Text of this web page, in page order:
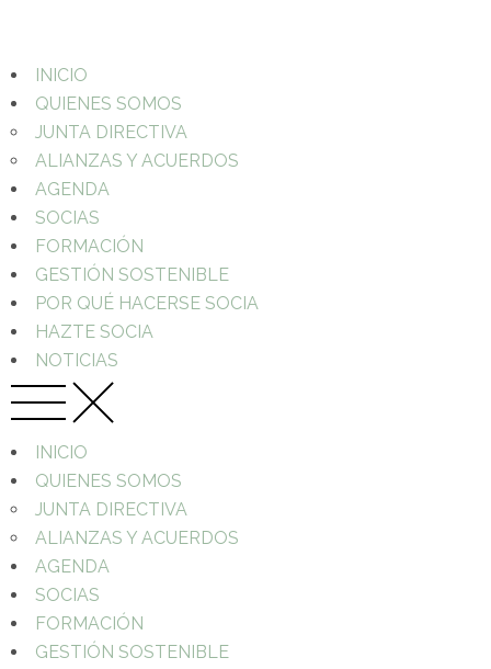
INICIO
QUIENES SOMOS
JUNTA DIRECTIVA
ALIANZAS Y ACUERDOS
AGENDA
SOCIAS
FORMACIÓN
GESTIÓN SOSTENIBLE
POR QUÉ HACERSE SOCIA
HAZTE SOCIA
NOTICIAS
INICIO
QUIENES SOMOS
JUNTA DIRECTIVA
ALIANZAS Y ACUERDOS
AGENDA
SOCIAS
FORMACIÓN
GESTIÓN SOSTENIBLE